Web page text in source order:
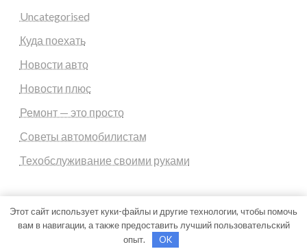
Uncategorised
Куда поехать
Новости авто
Новости плюс
Ремонт — это просто
Советы автомобилистам
Техобслуживание своими руками
Theme by Silk Themes
Этот сайт использует куки-файлы и другие технологии, чтобы помочь
вам в навигации, а также предоставить лучший пользовательский
опыт.
OK